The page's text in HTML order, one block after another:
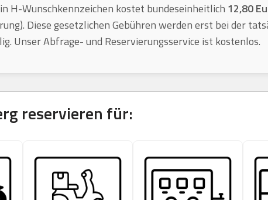
H-Wunschkennzeichen kostet bundeseinheitlich 12,80
Diese gesetzlichen Gebühren werden erst bei der
Unser Abfrage- und Reservierungsservice ist kostenlos.
reservieren für: